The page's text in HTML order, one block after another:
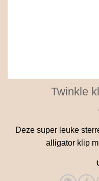
Twinkle
Deze super leuke
alligator klip